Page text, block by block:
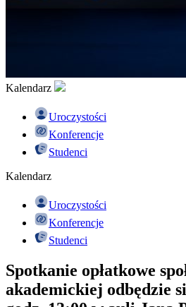
Kalendarz
Uroczystości
Konferencje
Studenci
Kalendarz
Uroczystości
Konferencje
Studenci
Spotkanie opłatkowe
akademickiej odbędzie